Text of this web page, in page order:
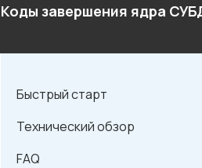
Коды завершения ядра
Быстрый старт
Технический обзор
FAQ